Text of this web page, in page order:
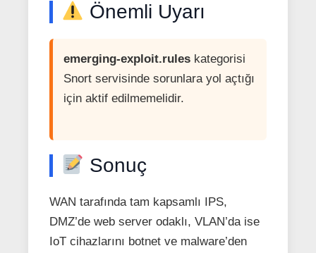
Önemli Uyarı
emerging-exploit.ruleskategorisi
Snort servisinde sorunlara yol açtığı
için aktif edilmemelidir.
Sonuç
WAN tarafında tam kapsamlı IPS,
DMZ’de web server odaklı, VLAN’da ise
IoT cihazlarını botnet ve malware’den